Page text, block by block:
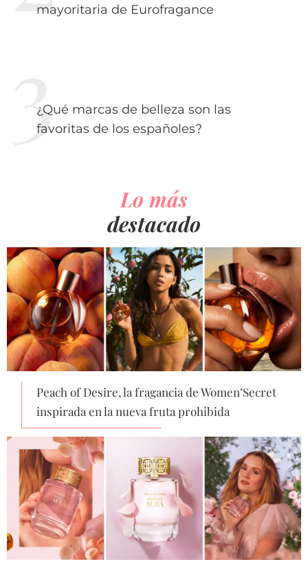
mayoritaria de Eurofragance
¿Qué marcas de belleza son las
favoritas de los españoles?
Lo más
destacado
Peach of Desire, la fragancia de Women’Secret
inspirada en la nueva fruta prohibida